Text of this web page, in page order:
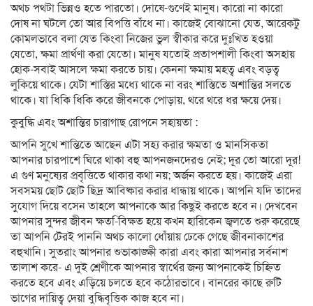
অথচ পথটা ভিন্নও হতে পারতো। দোষে-গুণেই মানুষ। কারো না কারো
দোষ না ঘটলে তো আর বিপত্তি বাঁধে না। কাজেই বোঝানো যেত, আরেকটু
কোমলভাবে বলা যেত কিংবা নিজের ভুল স্বীকার করে দুঃখিত হওয়া
যেতো, ক্ষমা প্রার্থণা করা যেতো। মানুষ যতোই প্রতাপশালী কিংবা অসহায়
হোক-সবাই আসলে ক্ষমা করতে চায়। কেননা ক্ষমায় মহত্ব এবং বড়ত্ব
লুকিয়ে থাকে। যেটা শাস্তির মধ্যে থাকে না বরং শাস্তিতে অশান্তির সলতে
থাকে। যা ধিকি ধিকি করে জীবনকে পোড়ায়, থরে থরে ধর ক্ষয়ে দেয়।
কুবুদ্ধি এবং অশান্তির চারাগাছ রোপনে সহায়তা :
আপনি সুখে শান্তিতে আছেন এটা সহ্য করার ক্ষমতা ও মানসিকতা
আপনার চারপাশে ঘিরে থাকা বহু আপনজনদেরও নেই; দূর তো আরো দূর!
এ গুণ মনুষ্যের প্রবৃত্তিতে থাকার কথা নয়; অর্জন করতে হয়। কাজেই এরা
সবসময় ছোট ছোট ছিদ্র আবিষ্কার করার ধান্ধায় থাকে। আপনি যদি তাদের
সুযোগ দিয়ে বসেন তাহলে আপনাকে আর কিছুই করতে হবে ন। দেখবেন
আপনার সুন্দর জীবন ক্ষত-িবিক্ষত হয়ে কখন হারিকেন জ্বলতে শুরু করেছে
তা আপনি টেরই পাননি অথচ কালো ধোঁয়ায় ঢেকে গেছে জীবনাকাশের
বহুখানি। সুতরাং আপনার শুভাকাঙ্ক্ষী কারা এবং কারা আপনার সর্বনাশ
তালাশ করে- এ দুই শ্রেণীকে আপনার স্বার্থের জন্য আপনাকেই চিহ্নিত
করতে হবে এবং এড়িয়ে চলতে হবে কঠোরভাবে। বানরের কাছে রুটি
ভাগের দায়িত্ব দেয়া বুদ্ধিবৃত্তিক কাজ হবে না।